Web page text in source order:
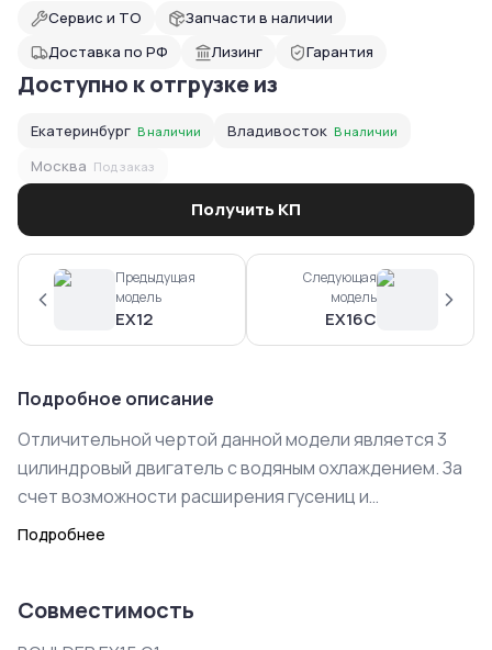
Сервис и ТО
Запчасти в наличии
Доставка по РФ
Лизинг Гарантия
Доступно к отгрузке из
Екатеринбург В наличии Владивосток В наличии
Москва Под заказ
Получить КП
Предыдущая
модель
EX12
Следующая
модель
EX16C
Подробное описание
Отличительной чертой данной модели является 3
цилиндровый двигатель с водяным охлаждением. За
счет возможности расширения гусениц и
увеличенного веса является более устойчивым, что
оборудованием. Японский насос и Итальянские
Подробнее
Совместимость